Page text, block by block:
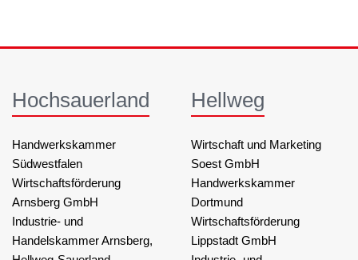
Hochsauerland
Handwerkskammer
Südwestfalen
Wirtschaftsförderung
Arnsberg GmbH
Industrie- und
Handelskammer Arnsberg,
Hellweg
Wirtschaft und Marketing
Soest GmbH
Handwerkskammer
Dortmund
Wirtschaftsförderung
Lippstadt GmbH